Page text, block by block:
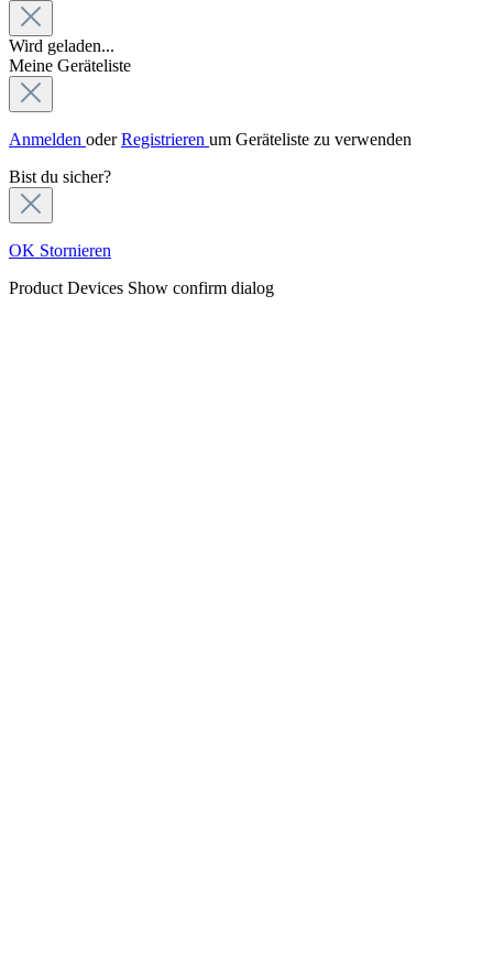
Wird geladen...
Meine Geräteliste
Anmelden oderRegistrieren um Geräteliste zu verwenden
Bist du sicher?
OK Stornieren
Product Devices Show confirm dialog